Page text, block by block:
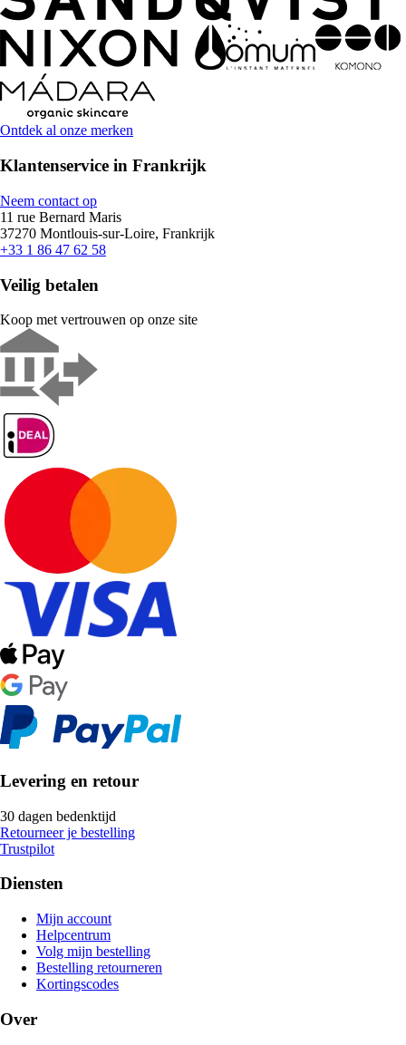
Ontdek al onze merken
Klantenservice in Frankrijk
Neem contact op
11 rue Bernard Maris
37270 Montlouis-sur-Loire, Frankrijk
+33 1 86 47 62 58
Veilig betalen
Koop met vertrouwen op onze site
Levering en retour
30 dagen bedenktijd
Retourneer je bestelling
Trustpilot
Diensten
Mijn account
Helpcentrum
Volg mijn bestelling
Bestelling retourneren
Kortingscodes
Over